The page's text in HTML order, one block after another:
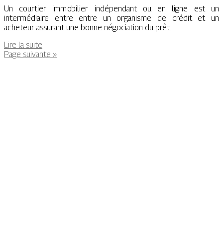
Un courtier immobilier indépendant ou en ligne est un
intermédiaire entre entre un organisme de crédit et un
acheteur assurant une bonne négociation du prêt.
Lire la suite
Page suivante »